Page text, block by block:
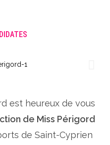
est heureux de vous
de Miss Périgord
de Saint-Cyprien